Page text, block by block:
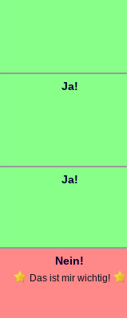
Ja!
Ja!
Nein!
Das ist mir wichtig!